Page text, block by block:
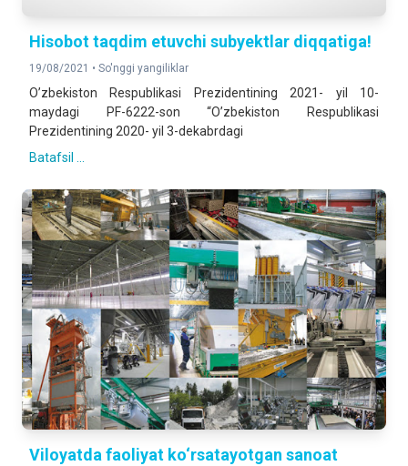
Hisobot taqdim etuvchi subyektlar diqqatiga!
19/08/2021 • So'nggi yangiliklar
O’zbekiston Respublikasi Prezidentining 2021- yil 10-
maydagi PF-6222-son “O’zbekiston Respublikasi
Prezidentining 2020- yil 3-dekabrdagi
Batafsil ...
Viloyatda faoliyat ko‘rsatayotgan sanoat